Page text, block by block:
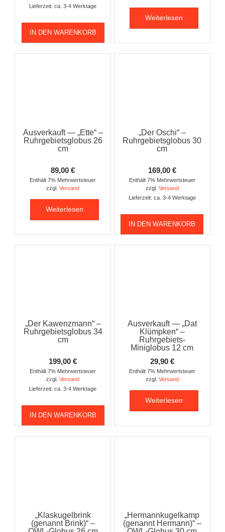
Lieferzeit: ca. 3-4 Werktage
IN DEN WARENKORB
Weiterlesen
Ausverkauft — „Ette“ –
Ruhrgebietsglobus 26
cm
89,00€
Enthält 7% Mehrwertsteuer
zzgl.Versand
Weiterlesen
„Der Oschi“ –
Ruhrgebietsglobus 30
cm
169,00 €
Enthält 7% Mehrwertsteuer
zzgl. Versand
Lieferzeit: ca. 3-4 Werktage
IN DEN WARENKORB
„Der Kawenzmann“ –
Ruhrgebietsglobus 34
cm
199,00€
Enthält 7% Mehrwertsteuer
zzgl.Versand
Lieferzeit: ca. 3-4 Werktage
IN DEN WARENKORB
Ausverkauft — „Dat
Klümpken“ –
Ruhrgebiets-
Miniglobus 12 cm
29,90 €
Enthält 7% Mehrwertsteuer
zzgl. Versand
Weiterlesen
„Klaskugelbrink
(genannt Brink)“ –
„Hermannkugelkamp
(genannt Hermann)“ –